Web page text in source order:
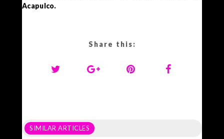
Acapulco.
Share this:
SIMILAR ARTICLES